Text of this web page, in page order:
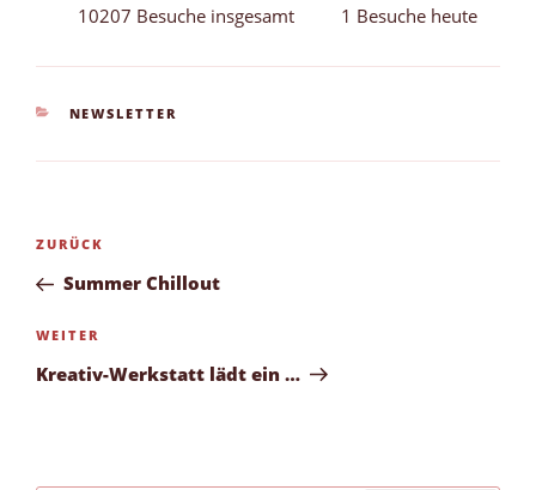
10207 Besuche insgesamt 1 Besuche heute
KATEGORIEN
NEWSLETTER
Beitragsnavigation
Vorheriger
Beitrag
ZURÜCK
Summer Chillout
Nächster
Beitrag
WEITER
Kreativ-Werkstatt lädt ein …